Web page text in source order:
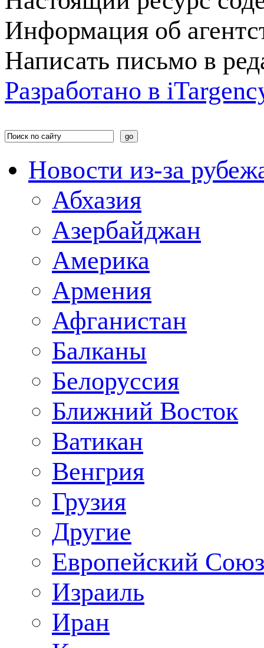
Информация об
Написать письмо в
Разработано в i
Новости из-за
Абхазия
Азербайджан
Америка
Армения
Афганистан
Балканы
Белоруссия
Ближний Восток
Ватикан
Венгрия
Грузия
Другие
Европейский Союз
Израиль
Иран